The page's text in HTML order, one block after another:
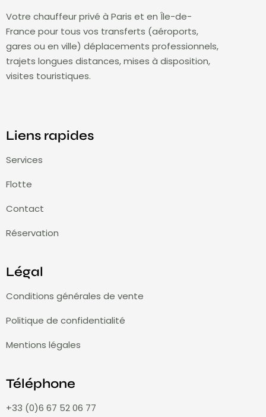
Votre chauffeur privé à Paris et en Île-de-
France pour tous vos transferts (aéroports,
gares ou en ville) déplacements professionnels,
trajets longues distances, mises à disposition,
visites touristiques.
Liens rapides
Services
Flotte
Contact
Réservation
Légal
Conditions générales de vente
Politique de confidentialité
Mentions légales
Téléphone
+33 (0)6 67 52 06 77